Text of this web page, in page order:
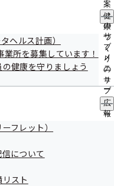
ニ
ュ
ー
案
内
の
サ
ブ
メ
ニ
ュ
ー
健
康
づ
く
り
の
サ
ブ
メ
ニ
ヘルス計画）
業所を募集しています！
健康を守りましょう
広
報
フレット）
について
スト
の手引きです。
ださい。
請す その他のリ
会社
は